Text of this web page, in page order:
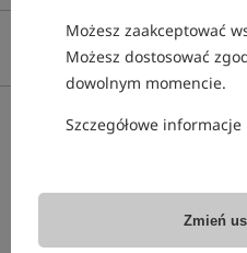
Możesz zaakceptować
Możesz dostosować
dowolnym momencie.
Szczegółowe
Zmień
PROMOCJA+